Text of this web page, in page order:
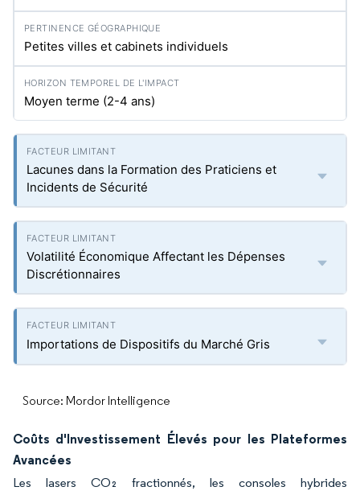
Petites villes et cabinets individuels
Moyen terme (2-4 ans)
Lacunes dans la Formation des Praticiens et
Incidents de Sécurité
Volatilité Économique Affectant les Dépenses
Discrétionnaires
Importations de Dispositifs du Marché Gris
Source: Mordor Intelligence
Coûts d'Investissement Élevés pour les Plateformes
Avancées
Les lasers CO₂ fractionnés, les consoles hybrides